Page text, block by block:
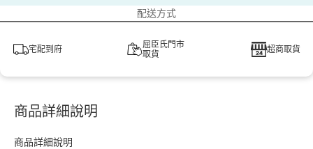
配送方式
宅配到府
屈臣氏門市
取貨
超商取貨
商品詳細說明
商品詳細說明